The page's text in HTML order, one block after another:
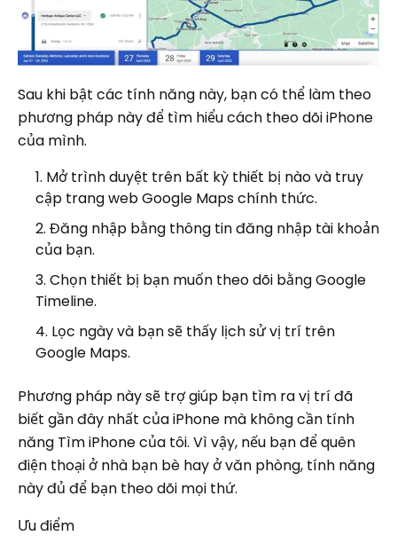
Sau khi bật các tính năng này, bạn có thể làm theo
phương pháp này để tìm hiểu cách theo dõi iPhone
của mình.
Mở trình duyệt trên bất kỳ thiết bị nào và truy
cập trang web Google Maps chính thức.
Đăng nhập bằng thông tin đăng nhập tài khoản
của bạn.
Chọn thiết bị bạn muốn theo dõi bằng Google
Timeline.
Lọc ngày và bạn sẽ thấy lịch sử vị trí trên
Google Maps.
Phương pháp này sẽ trợ giúp bạn tìm ra vị trí đã
biết gần đây nhất của iPhone mà không cần tính
năng Tìm iPhone của tôi. Vì vậy, nếu bạn để quên
điện thoại ở nhà bạn bè hay ở văn phòng, tính năng
này đủ để bạn theo dõi mọi thứ.
Ưu điểm